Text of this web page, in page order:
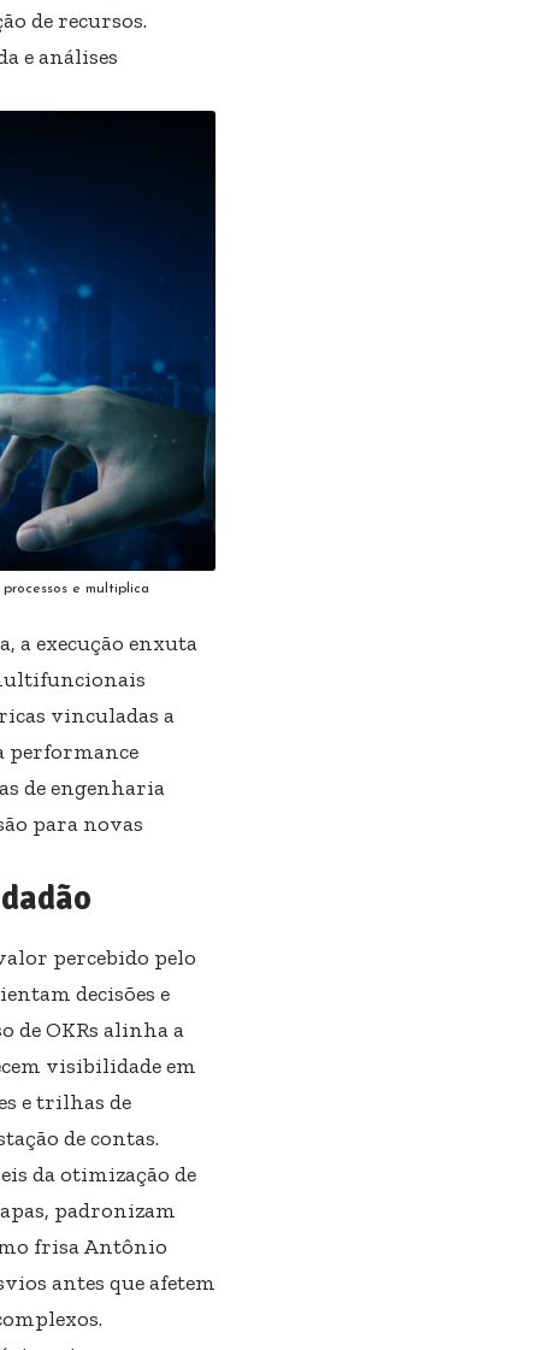
de recursos.
e análises
e multiplica
a execução enxuta
vinculadas a
performance
de engenharia
para novas
percebido pelo
decisões e
de OKRs alinha a
visibilidade em
e trilhas de
de contas.
da otimização de
padronizam
frisa Antônio
antes que afetem